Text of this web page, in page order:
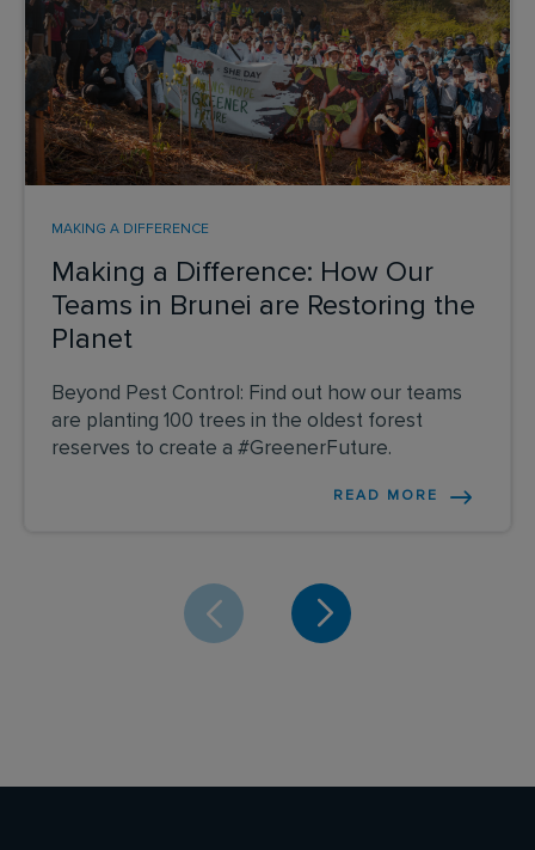
Making a Difference: How Our
Teams in Brunei are Restoring the
Planet
MAKING A DIFFERENCE
Beyond Pest Control: Find out how our teams
are planting 100 trees in the oldest forest
reserves to create a #GreenerFuture.
READ MORE